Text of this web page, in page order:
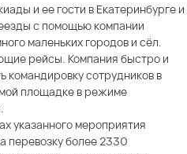
и ее гости в Екатеринбурге и
с помощью компании
маленьких городов и сёл.
рейсы. Компания быстро и
командировку сотрудников в
площадке в режиме
указанного мероприятия
перевозку более 2330